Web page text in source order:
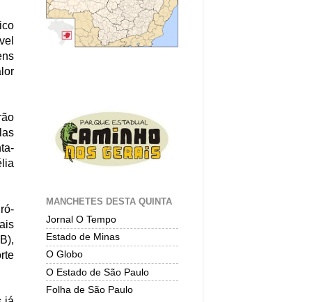
MANCHETES DESTA QUINTA
Jornal O Tempo
Estado de Minas
O Globo
O Estado de São Paulo
Folha de São Paulo